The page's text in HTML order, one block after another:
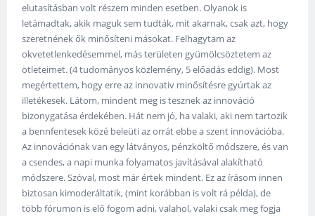
elutasításban volt részem minden esetben. Olyanok is
letámadtak, akik maguk sem tudták, mit akarnak, csak azt, hogy
szeretnének ők minősíteni másokat. Felhagytam az
okvetetlenkedésemmel, más területen gyümölcsöztetem az
ötleteimet. (4 tudományos közlemény, 5 előadás eddig). Most
megértettem, hogy erre az innovativ minősítésre gyúrtak az
illetékesek. Látom, mindent meg is tesznek az innováció
bizonygatása érdekében. Hát nem jó, ha valaki, aki nem tartozik
a bennfentesek közé beleüti az orrát ebbe a szent innovációba.
Az innovációnak van egy látványos, pénzköltő módszere, és van
a csendes, a napi munka folyamatos javításával alakítható
módszere. Szóval, most már értek mindent. Ez az írásom innen
biztosan kimoderáltatik, (mint korábban is volt rá példa), de
több fórumon is elő fogom adni, valahol, valaki csak meg fogja